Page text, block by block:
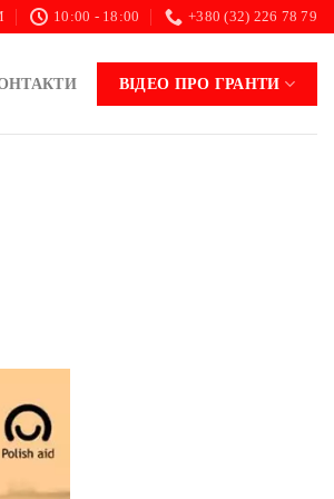
10:00 - 18:00 +380 (32) 226 78 79
ВІДЕО ПРО ГРАНТИ